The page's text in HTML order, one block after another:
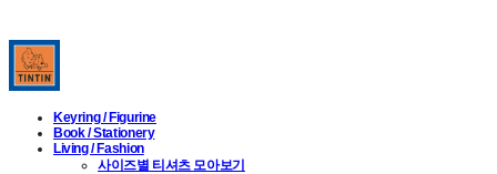
Keyring / Figurine
Book / Stationery
Living / Fashion
사이즈별 티셔츠 모아보기